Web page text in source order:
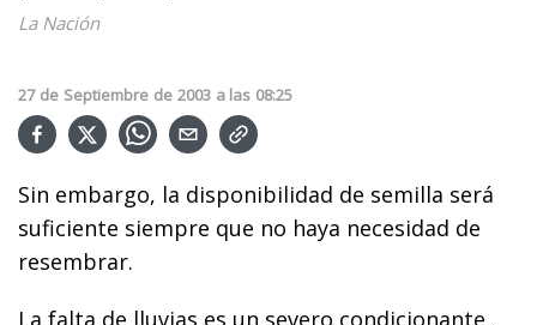
La Nación
27 de Septiembre de 2003 a las 08:25
Sin embargo, la disponibilidad de semilla será
suficiente siempre que no haya necesidad de
resembrar.
La falta de lluvias es un severo condicionante .